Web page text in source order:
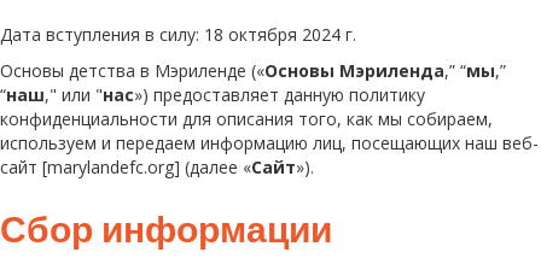
Дата вступления в силу: 18 октября 2024 г.
Основы детства в Мэриленде («Основы Мэриленда,” “мы,”
“наш," или "нас») предоставляет данную политику
конфиденциальности для описания того, как мы собираем,
используем и передаем информацию лиц, посещающих наш веб-
сайт [marylandefc.org] (далее «Сайт»).
Сбор информации